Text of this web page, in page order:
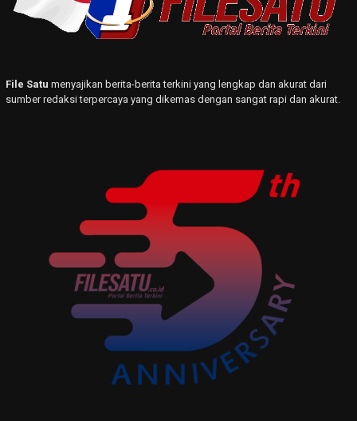
File Satu menyajikan berita-berita terkini yang lengkap dan akurat dari
sumber redaksi terpercaya yang dikemas dengan sangat rapi dan akurat.